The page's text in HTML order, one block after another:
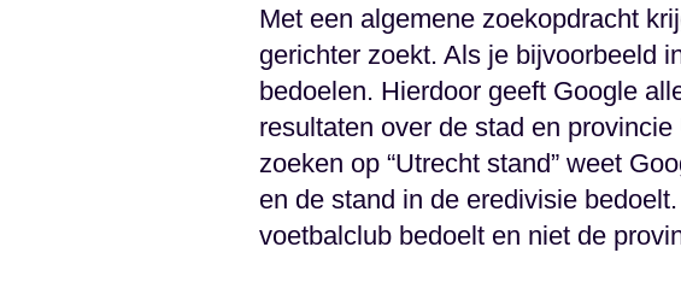
Met een algemene zoekopdracht
gerichter zoekt. Als je bijvoorbeeld
bedoelen. Hierdoor geeft Google
resultaten over de stad en
zoeken op “Utrecht stand” weet
en de stand in de eredivisie
voetbalclub bedoelt en niet de